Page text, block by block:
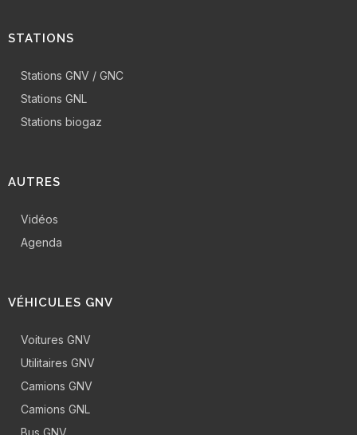
STATIONS
Stations GNV / GNC
Stations GNL
Stations biogaz
AUTRES
Vidéos
Agenda
VÉHICULES GNV
Voitures GNV
Utilitaires GNV
Camions GNV
Camions GNL
Bus GNV